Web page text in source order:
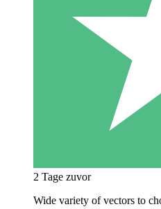
2 Tage zuvor
Wide variety of vectors to